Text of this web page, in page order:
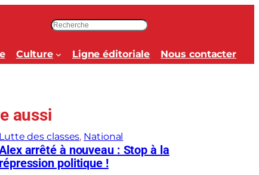
Culture Ligne éditoriale Nous contacter
aussi
Lutte des classes, National
arrêté à nouveau : Stop à la
répression politique !